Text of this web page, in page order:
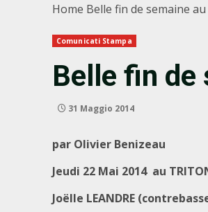
Home Belle fin de semaine
Comunicati Stampa
Belle fin de
31 Maggio 2014
par Olivier Benizeau
Jeudi 22 Mai 2014 au
Joëlle LEANDRE